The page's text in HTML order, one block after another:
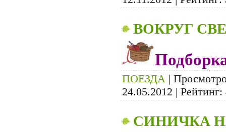
ВОКРУГ
ПОЕЗДА |
24.05.2012 | Рейтинг:
СИНИЧКА